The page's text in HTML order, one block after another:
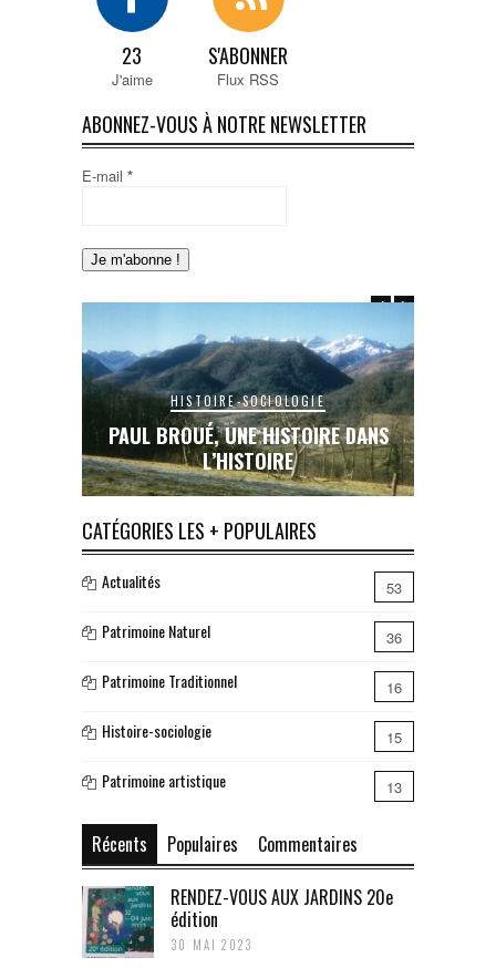
23
J'aime
S'ABONNER
Flux RSS
ABONNEZ-VOUS À NOTRE NEWSLETTER
E-mail *
HISTOIRE-SOCIOLOGIE
PAUL BROUÉ, UNE HISTOIRE DANS
L’HISTOIRE
CATÉGORIES LES + POPULAIRES
Actualités 53
Patrimoine Naturel 36
Patrimoine Traditionnel 16
Histoire-sociologie 15
Patrimoine artistique 13
Récents Populaires
Commentaires
RENDEZ-VOUS AUX JARDINS 20e
édition
30 MAI 2023